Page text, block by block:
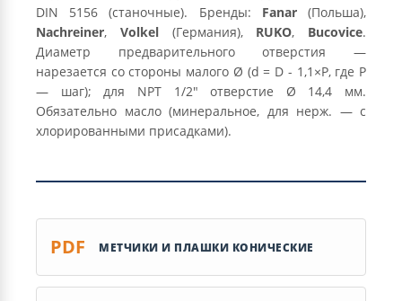
DIN 5156 (станочные). Бренды: Fanar(Польша),
Nachreiner, Volkel(Германия), RUKO, Bucovice.
Диаметр предварительного отверстия —
нарезается со стороны малого Ø (d = D - 1,1×P, где P
— шаг); для NPT 1/2″ отверстие Ø 14,4 мм.
Обязательно масло (минеральное, для нерж. — с
хлорированными присадками).
PDF МЕТЧИКИ И ПЛАШКИ КОНИЧЕСКИЕ